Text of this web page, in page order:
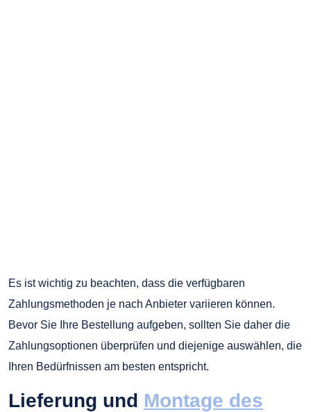
Es ist wichtig zu beachten, dass die verfügbaren
Zahlungsmethoden je nach Anbieter variieren können.
Bevor Sie Ihre Bestellung aufgeben, sollten Sie daher die
Zahlungsoptionen überprüfen und diejenige auswählen, die
Ihren Bedürfnissen am besten entspricht.
Lieferung und Montage des